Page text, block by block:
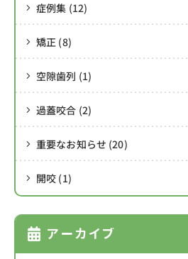
症例集 (12)
矯正 (8)
空隙歯列 (1)
過蓋咬合 (2)
重要なお知らせ (20)
開咬 (1)
アーカイブ